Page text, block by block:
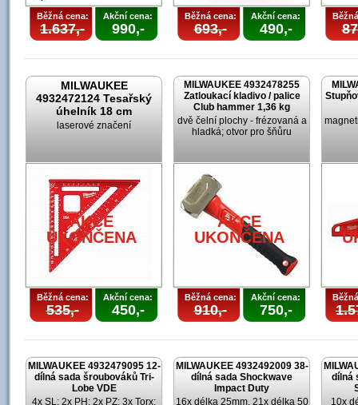
Běžná cena:
1.637,-
Akční cena:
990,-
Běžná cena:
693,-
Akční cena:
490,-
MILWAUKEE
4932472124 Tesařský
úhelník 18 cm
laserové značení
AKCE
UKONČENA
Běžná cena:
535,-
Akční cena:
450,-
MILWAUKEE 4932478255
Zatloukací kladivo / palice
Club hammer 1,36 kg
dvě čelní plochy - frézovaná a
hladká; otvor pro šňůru
AKCE
UKONČENA
Běžná cena:
910,-
Akční cena:
750,-
MILWAUKEE 4932479095 12-
dílná sada šroubováků Tri-
Lobe VDE
4x SL; 2x PH; 2x PZ; 3x Torx;
MILWAUKEE 4932492009 38-
dílná sada Shockwave
Impact Duty
16x délka 25mm, 21x délka 50
dílná
10x